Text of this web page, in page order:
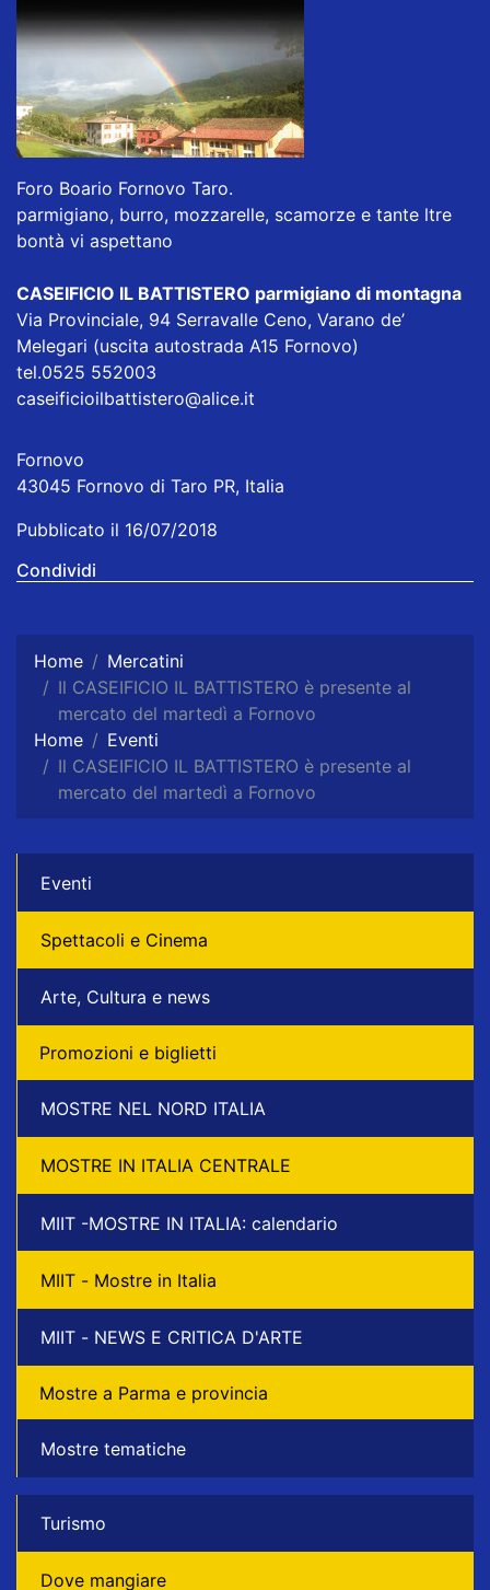
Foro Boario Fornovo Taro.
parmigiano, burro, mozzarelle, scamorze e tante ltre
bontà vi aspettano
CASEIFICIO IL BATTISTERO parmigiano di montagna
Via Provinciale, 94 Serravalle Ceno, Varano de’
Melegari (uscita autostrada A15 Fornovo)
tel.0525 552003
caseificioilbattistero@alice.it
Fornovo
43045 Fornovo di Taro PR, Italia
Pubblicato il 16/07/2018
Condividi
Home
Mercatini
Il CASEIFICIO IL BATTISTERO è presente al
mercato del martedì a Fornovo
Home
Eventi
Il CASEIFICIO IL BATTISTERO è presente al
mercato del martedì a Fornovo
Eventi
Spettacoli e Cinema
Arte, Cultura e news
Promozioni e biglietti
MOSTRE NEL NORD ITALIA
MOSTRE IN ITALIA CENTRALE
MIIT -MOSTRE IN ITALIA: calendario
MIIT - Mostre in Italia
MIIT - NEWS E CRITICA D'ARTE
Mostre a Parma e provincia
Mostre tematiche
Turismo
Dove mangiare